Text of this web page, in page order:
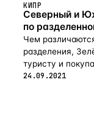
КИПР
Северный и
по
Чем
разделения,
туристу и
24.09.2021